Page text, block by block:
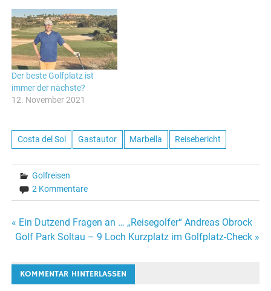
Der beste Golfplatz ist
immer der nächste?
12. November 2021
Costa del Sol Gastautor Marbella Reisebericht
Golfreisen
2 Kommentare
Beitragsnavigation
« Ein Dutzend Fragen an … „Reisegolfer“ Andreas Obrock
Golf Park Soltau – 9 Loch Kurzplatz im Golfplatz-Check »
KOMMENTAR HINTERLASSEN